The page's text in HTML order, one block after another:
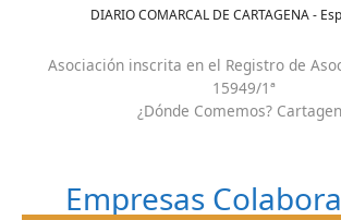
DIARIO COMARCAL DE CARTAGENA -
Asociación inscrita en el Registro de
15949/1ª
¿Dónde Comemos?
Empresas